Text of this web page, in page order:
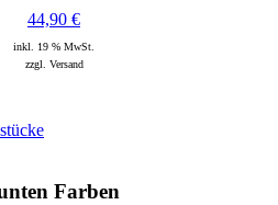
44,90 €
inkl. 19 % MwSt.
zzgl. Versand
Farben